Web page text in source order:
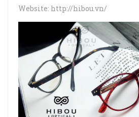
Website: http://hibou.vn/